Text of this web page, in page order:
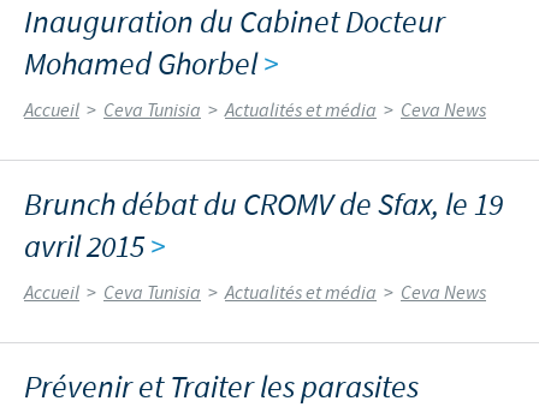
Inauguration du Cabinet Docteur
Mohamed Ghorbel>
Accueil > Ceva Tunisia > Actualités et média > Ceva News
Brunch débat du CROMV de Sfax, le 19
avril 2015>
Accueil > Ceva Tunisia > Actualités et média > Ceva News
Prévenir et Traiter les parasites